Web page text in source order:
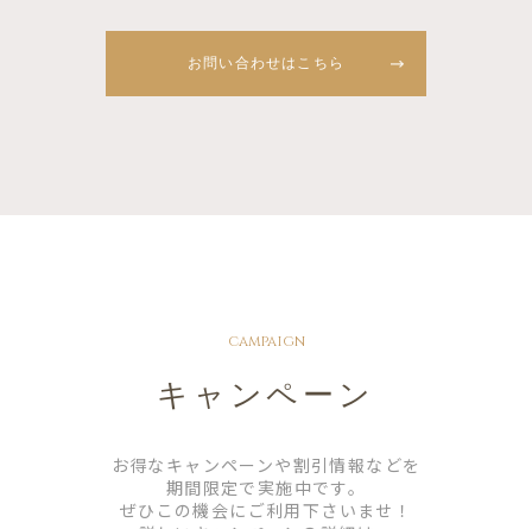
お問い合わせはこちら
campaign
キャンペーン
お得なキャンペーンや割引情報などを
期間限定で実施中です。
ぜひこの機会にご利用下さいませ！